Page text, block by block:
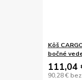
Kôš
bočné
111,04
90,28 €